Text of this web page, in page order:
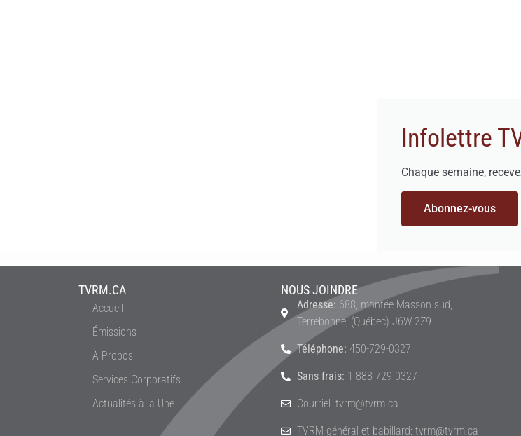
Infolettre
Chaque semaine,
Abonnez-vous
TVRM.CA
Accueil
Émissions
À Propos
Services Corporatifs
Actualités à la Une
NOUS JOINDRE
Adresse: 688, montée Masson sud,
Terrebonne, (Québec) J6W 2Z9
Téléphone: 450-729-0327
Sans frais: 1-888-729-0327
Courriel: tvrm@tvrm.ca
TVRM général et babillard: tvrm@tvrm.ca